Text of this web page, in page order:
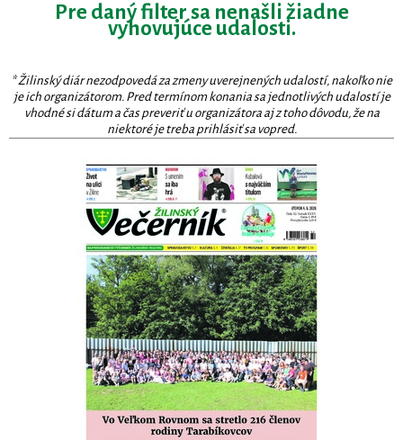
Pre daný filter sa nenašli žiadne
vyhovujúce udalosti.
* Žilinský diár nezodpovedá za zmeny uverejnených udalostí, nakoľko nie
je ich organizátorom. Pred termínom konania sa jednotlivých udalostí je
vhodné si dátum a čas preveriť u organizátora aj z toho dôvodu, že na
niektoré je treba prihlásiť sa vopred.